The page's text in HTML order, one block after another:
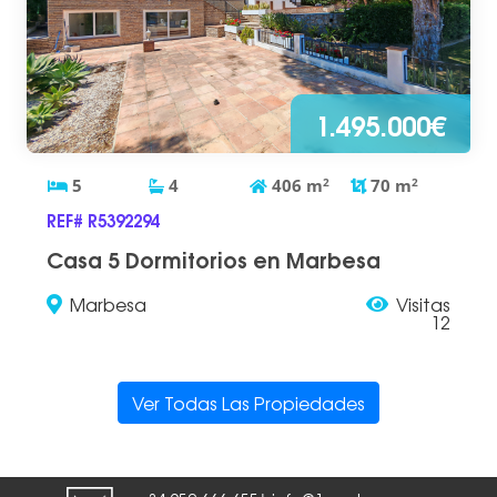
1.495.000€
5 4 406 m2 70 m2
REF# R5392294
Casa 5 Dormitorios en Marbesa
Marbesa Visitas
12
Ver Todas Las Propiedades